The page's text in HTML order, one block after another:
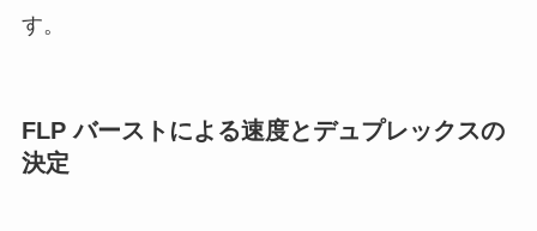
す。
FLP バーストによる速度とデュプレックスの
決定